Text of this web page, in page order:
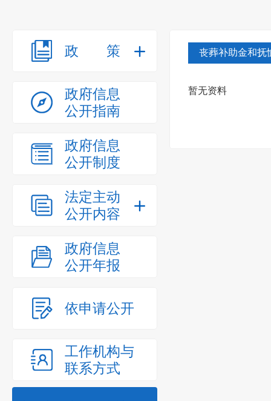
政策
政府信息
公开指南
政府信息
公开制度
法定主动
公开内容
政府信息
公开年报
依申请公开
工作机构与
联系方式
丧葬补助金和抚
暂无资料